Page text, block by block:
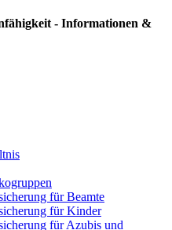
- Informationen &
für Beamte
für Kinder
für Azubis und